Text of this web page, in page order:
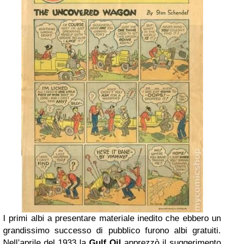
I primi albi a presentare materiale inedito che ebbero un
grandissimo successo di pubblico furono albi gratuiti.